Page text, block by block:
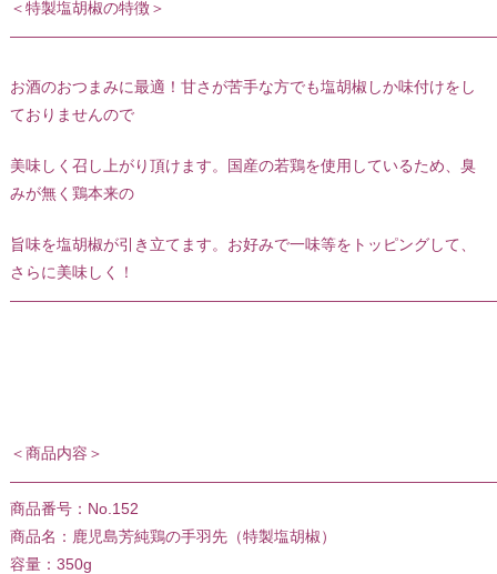
＜特製塩胡椒の特徴＞
お酒のおつまみに最適！甘さが苦手な方でも塩胡椒しか味付けをし
ておりませんので
美味しく召し上がり頂けます。国産の若鶏を使用しているため、臭
みが無く鶏本来の
旨味を塩胡椒が引き立てます。お好みで一味等をトッピングして、
さらに美味しく！
＜商品内容＞
商品番号：No.152
商品名：鹿児島芳純鶏の手羽先（特製塩胡椒）
容量：350g